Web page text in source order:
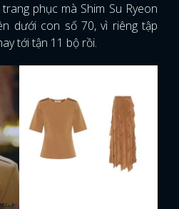
phục mà Shim Su Ryeon
dưới con số 70, vì riêng tập
tới tận 11 bộ rồi.